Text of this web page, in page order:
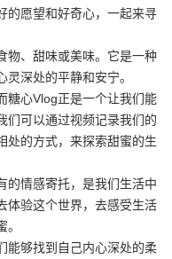
的愿望和好奇心，一起来寻
物、甜味或美味。它是一种
深处的平静和安宁。
糖心Vlog正是一个让我们能
们可以通过视频记录我们的
处的方式，来探索甜蜜的生
的情感寄托，是我们生活中
体验这个世界，去感受生活
能够找到自己内心深处的柔